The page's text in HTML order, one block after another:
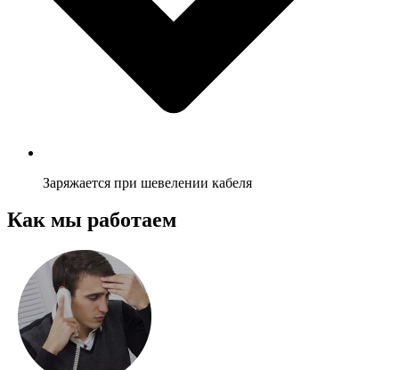
Заряжается при шевелении кабеля
Как мы работаем